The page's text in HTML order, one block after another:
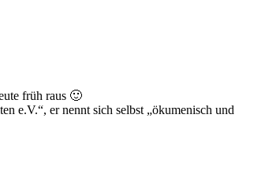
früh raus 🙂
e.V.“, er nennt sich selbst „ökumenisch und